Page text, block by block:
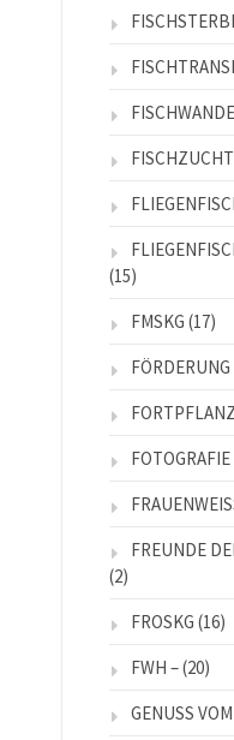
FISCHZUCHT
(15)
FMSKG (17)
FÖRDERUNG
FOTOGRAFIE
FREUNDE
(2)
FROSKG (16)
FWH –(20)
GENUSS